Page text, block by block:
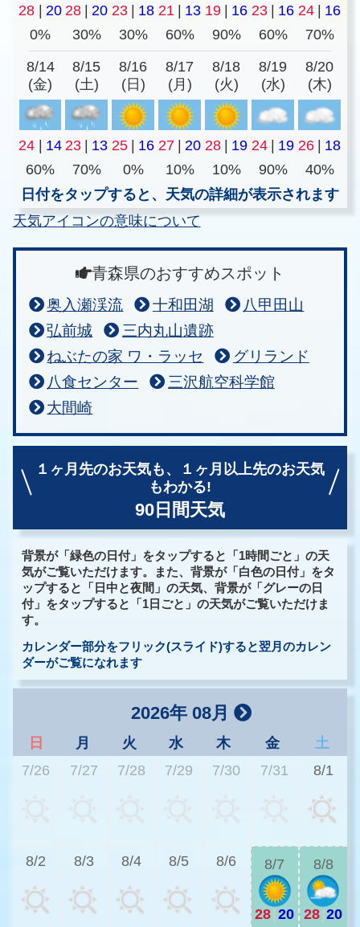
28 20 28 20 23 18 21 13 19 16 23 16 24
16
0%
30% 30% 60% 90% 60% 70%
8/14
(金)
8/15
(土)
8/16
(日)
8/17
(月)
8/18
(火)
8/19
(水)
8/20
(木)
24 14 23 13 25 16 27 20 28 19 24 19 26
18
60%
70% 0% 10% 10% 90%
40%
日付をタップすると、天気の詳細が表示されます
天気アイコンの意味について
青森県のおすすめスポット
奥入瀬渓流 十和田湖
八甲田山
弘前城
三内丸山遺跡
ねぶたの家 ワ・ラッセ
グリランド
八食センター
三沢航空科学館
大間崎
１ヶ月先のお天気も、
１ヶ月以上先のお天気
もわかる!
90日間天気
背景が「緑色の日付」をタップすると「1時間ごと」の天
気がご覧いただけます。また、背景が「白色の日付」をタ
ップすると「日中と夜間」の天気、背景が「グレーの日
付」をタップすると「1日ごと」の天気がご覧いただけま
す。
カレンダー部分をフリック(スライド)すると翌月のカレン
ダーがご覧になれます
2026年 08月
日 月 火 水 木 金
土
7/26
7/27 7/28 7/29 7/30 7/31 8/1
8/2 8/3 8/4 8/5 8/6 8/7
28 20
8/8
28 20